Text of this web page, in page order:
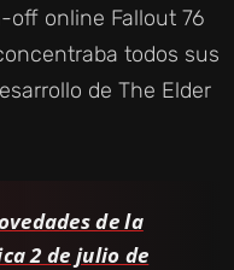
off online Fallout 76
todos sus
de The Elder
de la
2 de julio de